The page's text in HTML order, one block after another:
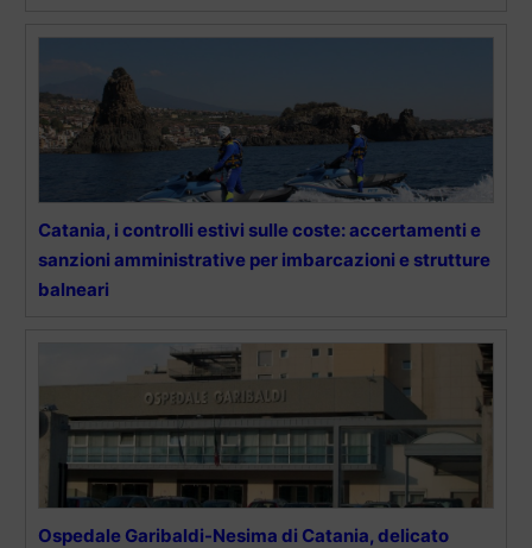
Catania, i controlli estivi sulle coste: accertamenti e
sanzioni amministrative per imbarcazioni e strutture
balneari
Ospedale Garibaldi-Nesima di Catania, delicato